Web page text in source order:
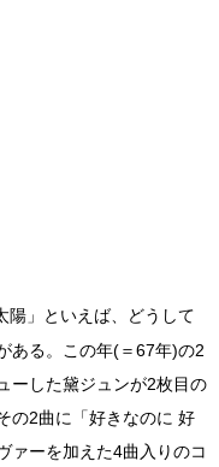
陽」といえば、どうして
ある。この年(＝67年)の2
ーした黛ジュンが2枚目の
の2曲に「好きなのに 好
ァーを加えた4曲入りのコ